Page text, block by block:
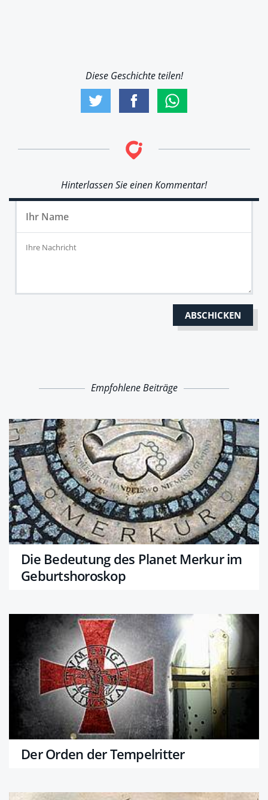
Diese Geschichte teilen!
Hinterlassen Sie einen Kommentar!
Empfohlene Beiträge
Die Bedeutung des Planet Merkur im
Geburtshoroskop
Der Orden der Tempelritter